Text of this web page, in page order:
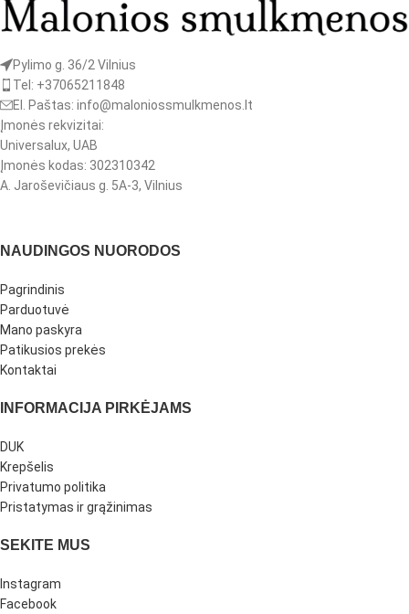
Pylimo g. 36/2 Vilnius
Tel: +37065211848
El. Paštas: info@maloniossmulkmenos.lt
Įmonės rekvizitai:
Universalux, UAB
Įmonės kodas: 302310342
A. Jaroševičiaus g. 5A-3, Vilnius
NAUDINGOS NUORODOS
Pagrindinis
Parduotuvė
Mano paskyra
Patikusios prekės
Kontaktai
INFORMACIJA PIRKĖJAMS
DUK
Krepšelis
Privatumo politika
Pristatymas ir grąžinimas
SEKITE MUS
Instagram
Facebook